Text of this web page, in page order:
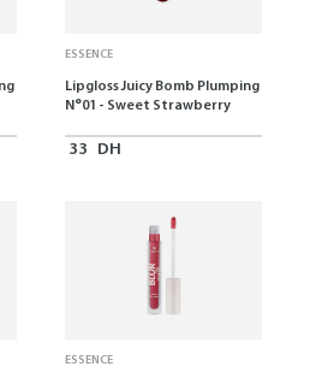
ESSENCE
Lipgloss Juicy Bomb Plumping
N°01 - Sweet Strawberry
33 DH
ESSENCE